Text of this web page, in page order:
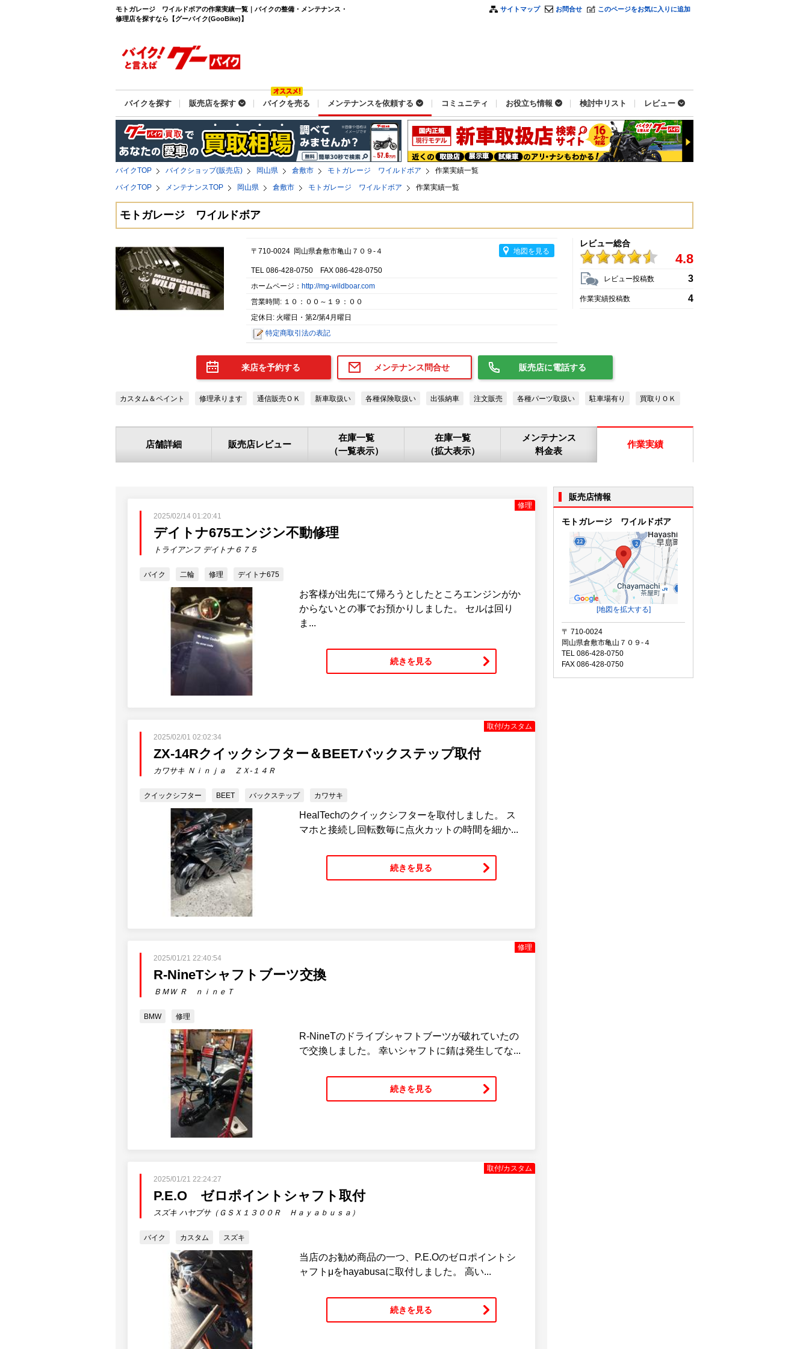
モトガレージ ワイルドボアの作業実績一覧｜バイクの整備・メンテナンス・
修理店を探すなら【グーバイク(GooBike)】
サイトマップ お問合せ このページをお気に入りに追加
バイクを探す 販売店を探す バイクを売る メンテナンスを依頼する コミュニティ お役立ち情報 検討中リスト レビュー
バイクTOP バイクショップ(販売店) 岡山県 倉敷市 モトガレージ ワイルドボア
作業実績一覧
バイクTOP
メンテナンスTOP 岡山県 倉敷市 モトガレージ ワイルドボア 作業実績一覧
モトガレージ ワイルドボア
〒710-0024 岡山県倉敷市亀山７０９-４ 地図を見る
TEL 086-428-0750 FAX 086-428-0750
ホームページ： http://mg-wildboar.com
営業時間: １０：００～１９：００
定休日: 火曜日・第2/第4月曜日
特定商取引法の表記
レビュー総合
4.8
レビュー投稿数 3
作業実績投稿数 4
来店を予約する メンテナンス問合せ 販売店に電話する
カスタム＆ペイント 修理承ります 通信販売ＯＫ 新車取扱い 各種保険取扱い 出張納車 注文販売 各種パーツ取扱い 駐車場有り 買取りＯＫ
店舗詳細 販売店レビュー
在庫一覧
（一覧表示）
在庫一覧
（拡大表示）
メンテナンス
料金表
作業実績
修理
2025/02/14 01:20:41
デイトナ675エンジン不動修理
トライアンフ デイトナ６７５
バイク 二輪 修理 デイトナ675
お客様が出先にて帰ろうとしたところエンジンがか
からないとの事でお預かりしました。 セルは回り
ま...
続きを見る
取付/カスタム
2025/02/01 02:02:34
ZX-14Rクイックシフター＆BEETバックステップ取付
カワサキ Ｎｉｎｊａ ＺＸ-１４Ｒ
クイックシフター BEET バックステップ カワサキ
HealTechのクイックシフターを取付しました。 ス
マホと接続し回転数毎に点火カットの時間を細か...
続きを見る
修理
2025/01/21 22:40:54
R-NineTシャフトブーツ交換
ＢＭＷ Ｒ ｎｉｎｅＴ
BMW 修理
R-NineTのドライブシャフトブーツが破れていたの
で交換しました。 幸いシャフトに錆は発生してな...
続きを見る
取付/カスタム
2025/01/21 22:24:27
P.E.O ゼロポイントシャフト取付
スズキ ハヤブサ（ＧＳＸ１３００Ｒ Ｈａｙａｂｕｓａ）
バイク カスタム スズキ
当店のお勧め商品の一つ、P.E.Oのゼロポイントシ
ャフトμをhayabusaに取付しました。 高い...
続きを見る
販売店情報
モトガレージ ワイルドボア
[地図を拡大する]
〒 710-0024
岡山県倉敷市亀山７０９-４
TEL 086-428-0750
FAX 086-428-0750